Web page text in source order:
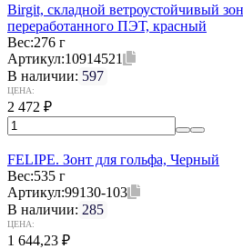
Birgit, складной ветроустойчивый
переработанного ПЭТ, красный
Вес:276 г
Артикул:10914521
В наличии: 597
ЦЕНА:
2 472 ₽
FELIPE. Зонт для гольфа, Черный
Вес:535 г
Артикул:99130-103
В наличии: 285
ЦЕНА:
1 644,23 ₽